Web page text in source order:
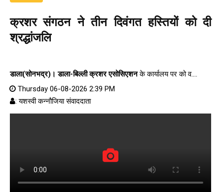
क्रशर संगठन ने तीन दिवंगत हस्तियों को दी
श्रद्धांजलि
डाला(सोनभद्र)। डाला-बिल्ली क्रशर एसोसिएशनके कार्यालय पर को व....
Thursday 06-08-2026 2:39 PM
: यशस्वी कन्नौजिया संवाददाता